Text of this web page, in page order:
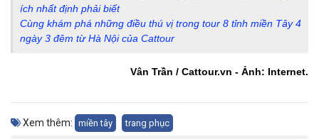
ích nhất định phải biết
Cùng khám phá những điều thú vị trong tour 8 tỉnh miền Tây 4
ngày 3 đêm từ Hà Nội của Cattour
Vân Trần / Cattour.vn - Ảnh: Internet.
Xem thêm: miền tây trang phục